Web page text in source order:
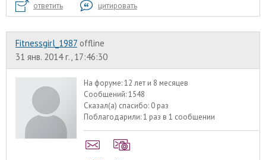
ответить цитировать
Fitnessgirl_1987 offline
31 янв. 2014 г., 17:46:30
На форуме:12 лет и 8 месяцев
Сообщений:1548
Сказал(а) спасибо: 0 раз
Поблагодарили:1 раз в 1 сообщении